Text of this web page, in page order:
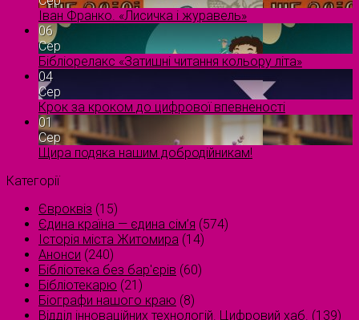
Іван Франко. «Лисичка і журавель»
06
Сер
Бібліорелакс «Затишні читання кольору літа»
04
Сер
Крок за кроком до цифрової впевненості
01
Сер
Щира подяка нашим добродійникам!
Категорії
Євроквіз (15)
Єдина країна — єдина сім’я (574)
Історія міста Житомира (14)
Анонси (240)
Бібліотека без бар'єрів (60)
Бібліотекарю (21)
Біографи нашого краю (8)
Відділ інноваційних технологій. Цифровий хаб. (139)